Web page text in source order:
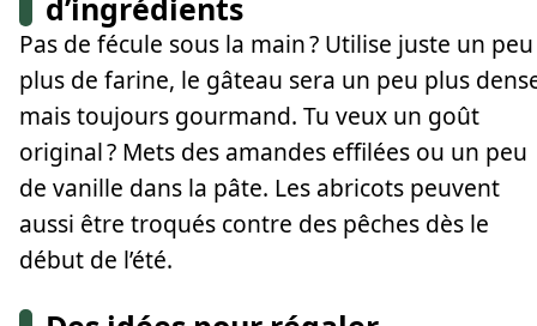
d’ingrédients
Pas de fécule sous la main ? Utilise juste un peu
plus de farine, le gâteau sera un peu plus
mais toujours gourmand. Tu veux un goût
original ? Mets des amandes effilées ou un peu
de vanille dans la pâte. Les abricots peuvent
aussi être troqués contre des pêches dès le
début de l’été.